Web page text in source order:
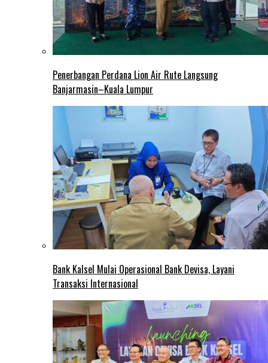
Penerbangan Perdana Lion Air Rute Langsung
Banjarmasin–Kuala Lumpur
Bank Kalsel Mulai Operasional Bank Devisa, Layani
Transaksi Internasional